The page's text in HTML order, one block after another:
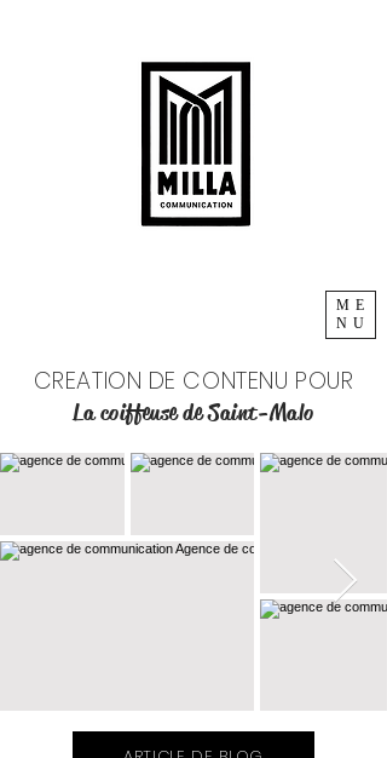
ME
NU
CREATION DE CONTENU POUR
La coiffeuse de Saint-Malo